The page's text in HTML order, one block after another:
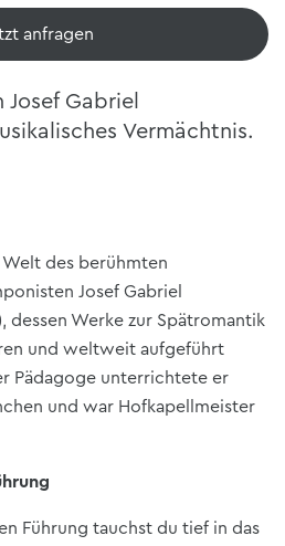
ansehen
Gabriel
Vermächtnis.
des berühmten
Josef Gabriel
dessen Werke zur Spätromantik
und weltweit aufgeführt
Pädagoge unterrichtete er
und war Hofkapellmeister
Führung tauchst du tief in das